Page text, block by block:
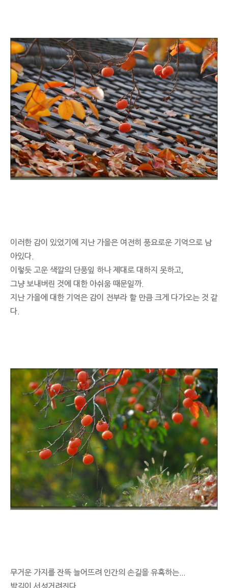
이러한 감이 있었기에 지난 가을은 여전히 풍요로운 기억으로 남
아있다.
이렇듯 고운 색깔의 단풍잎 하나 제대로 대하지 못하고,
그냥 보내버린 것에 대한 아쉬움 때문일까.
지난 가을에 대한 기억은 감이 전부라 할 만큼 크게 다가오는 것 같
다.
무거운 가지를 잔뜩 늘어뜨려 인간의 손길을 유혹하는...
발길이 서성거려진다.